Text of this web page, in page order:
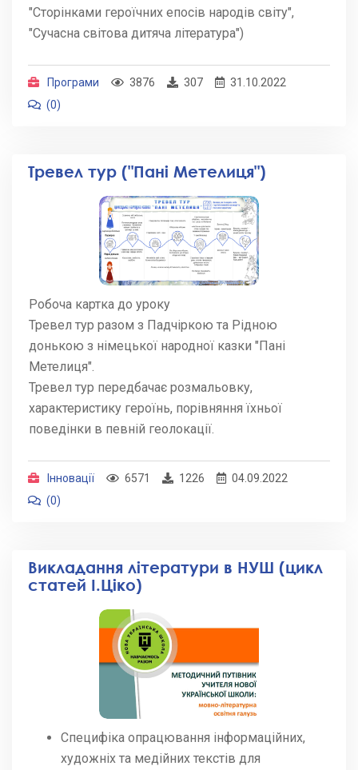
"Сторінками героїчних епосів народів світу",
"Сучасна світова дитяча література")
Програми 3876 307
31.10.2022
(0)
Тревел тур ("Пані Метелиця")
Робоча картка до уроку
Тревел тур разом з Падчіркою та Рідною
донькою з німецької народної казки "Пані
Метелиця".
Тревел тур передбачає розмальовку,
характеристику героїнь, порівняння їхньої
поведінки в певній геолокації.
Інновації 6571 1226
04.09.2022
(0)
Викладання літератури в НУШ (цикл
статей І.Ціко)
Специфіка опрацювання інформаційних,
художніх та медійних текстів для